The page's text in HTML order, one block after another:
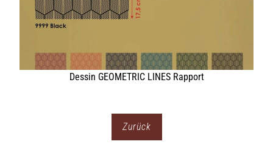
Zurück